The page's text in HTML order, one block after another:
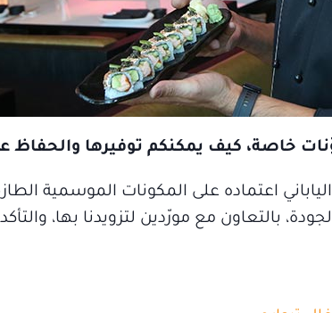
خاصة، كيف يمكنكم توفيرها والحفاظ
اعتماده على المكونات الموسمية
بالتعاون مع مورّدين لتزويدنا بها،